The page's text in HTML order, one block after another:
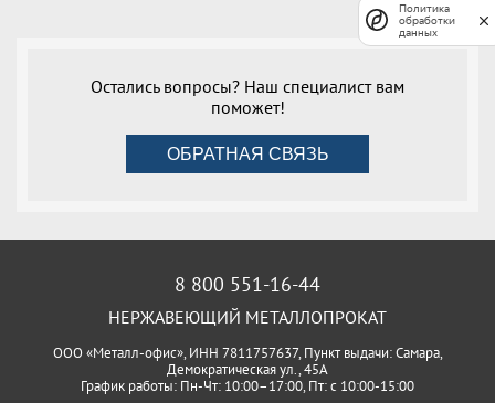
Остались вопросы? Наш специалист вам
поможет!
ОБРАТНАЯ СВЯЗЬ
8 800 551-16-44
НЕРЖАВЕЮЩИЙ МЕТАЛЛОПРОКАТ
ООО «Металл-офис», ИНН 7811757637, Пункт выдачи: Самара,
Демократическая ул., 45А
График работы: Пн-Чт: 10:00–17:00, Пт: с 10:00-15:00
Политика
обработки
данных